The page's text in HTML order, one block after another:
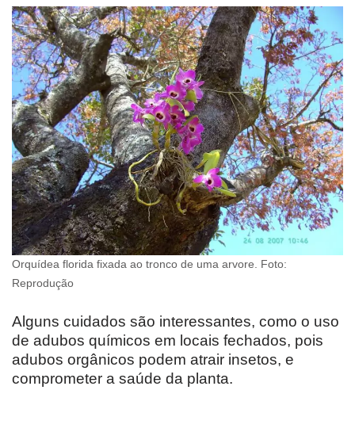
Orquídea florida fixada ao tronco de uma arvore. Foto:
Reprodução
Alguns cuidados são interessantes, como o uso
de adubos químicos em locais fechados, pois
adubos orgânicos podem atrair insetos, e
comprometer a saúde da planta.